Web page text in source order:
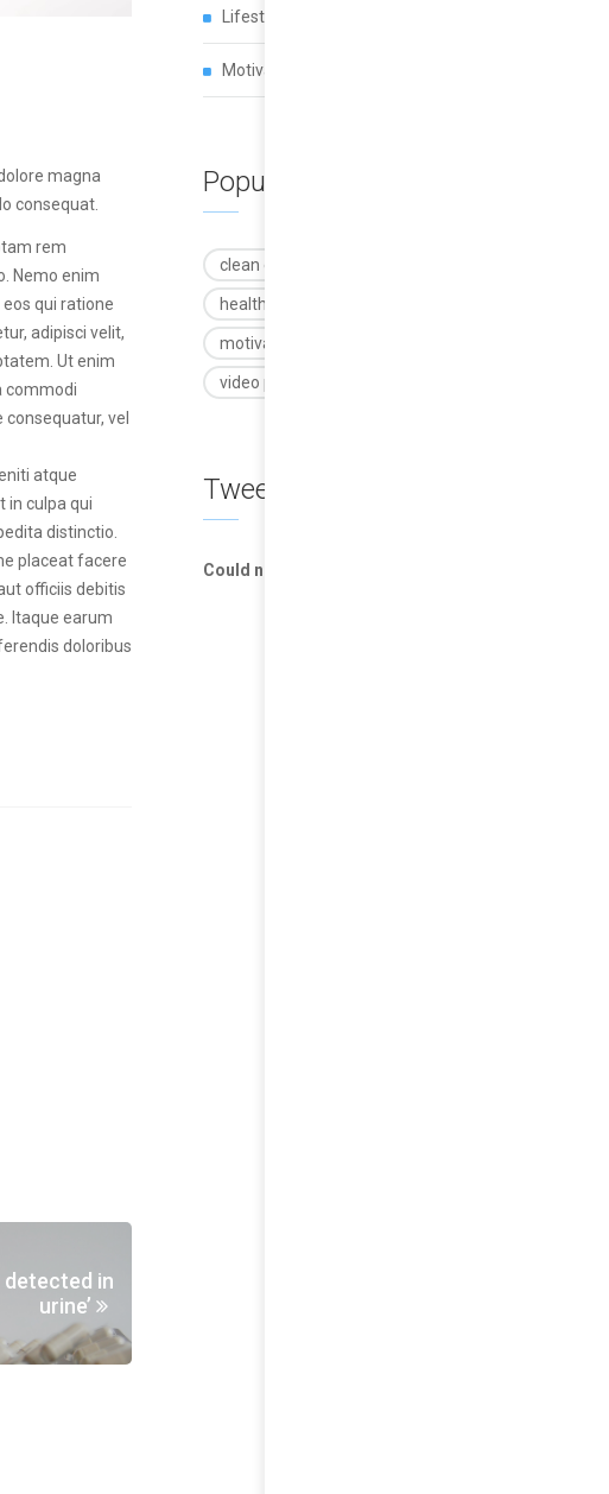
magna
consequat.
rem
Nemo enim
qui ratione
adipisci velit,
Ut enim
commodi
vel
atque
in culpa qui
distinctio.
placeat facere
officiis debitis
Itaque earum
doloribus
detected in
urine’
Lifestyle
Motivation
Popular tags
clean environment
health basics
motivation
video post
Tweets
Could not authenticate you.